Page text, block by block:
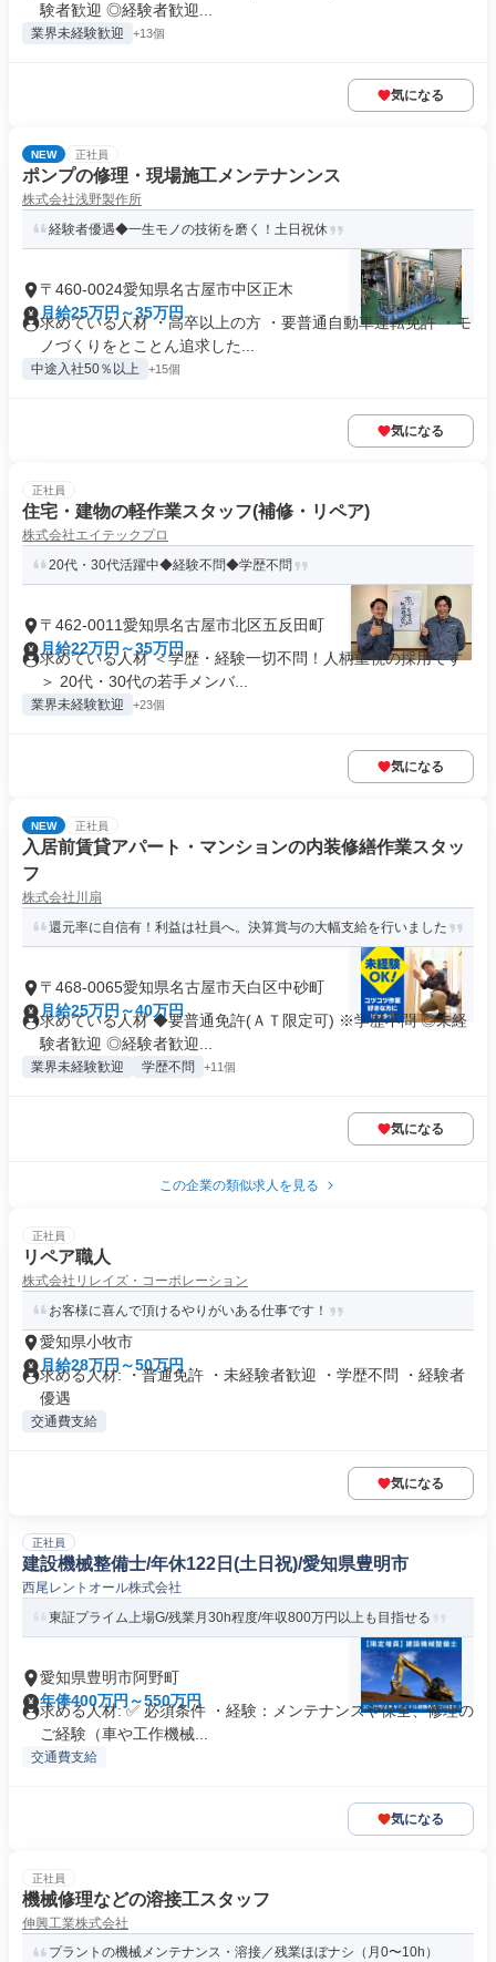
験者歓迎 ◎経験者歓迎...
業界未経験歓迎 +13個
気になる
NEW 正社員
ポンプの修理・現場施工メンテナンンス
株式会社浅野製作所
経験者優遇◆一生モノの技術を磨く！土日祝休
〒460-0024愛知県名古屋市中区正木
月給25万円～35万円
求めている人材 ・高卒以上の方 ・要普通自動車運転免許 ・モ
ノづくりをとことん追求した...
中途入社50％以上 +15個
気になる
正社員
住宅・建物の軽作業スタッフ(補修・リペア)
株式会社エイテックプロ
20代・30代活躍中◆経験不問◆学歴不問
〒462-0011愛知県名古屋市北区五反田町
月給22万円～35万円
求めている人材 ＜学歴・経験一切不問！人柄重視の採用です
＞ 20代・30代の若手メンバ...
業界未経験歓迎 +23個
気になる
NEW 正社員
入居前賃貸アパート・マンションの内装修繕作業スタッ
フ
株式会社川扇
還元率に自信有！利益は社員へ。決算賞与の大幅支給を行いました
〒468-0065愛知県名古屋市天白区中砂町
月給25万円～40万円
求めている人材 ◆要普通免許(ＡＴ限定可) ※学歴不問 ◎未経
験者歓迎 ◎経験者歓迎...
業界未経験歓迎 学歴不問 +11個
気になる
この企業の類似求人を見る
正社員
リペア職人
株式会社リレイズ・コーポレーション
お客様に喜んで頂けるやりがいある仕事です！
愛知県小牧市
月給28万円～50万円
求める人材: ・普通免許 ・未経験者歓迎 ・学歴不問 ・経験者
優遇
交通費支給
気になる
正社員
建設機械整備士/年休122日(土日祝)/愛知県豊明市
西尾レントオール株式会社
東証プライム上場G/残業月30h程度/年収800万円以上も目指せる
愛知県豊明市阿野町
年俸400万円～550万円
求める人材: ✅ 必須条件 ・経験：メンテナンスや保全、修理の
ご経験（車や工作機械...
交通費支給
気になる
正社員
機械修理などの溶接工スタッフ
伸興工業株式会社
プラントの機械メンテナンス・溶接／残業ほぼナシ（月0〜10h）